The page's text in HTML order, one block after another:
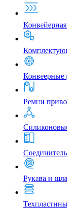
Конвеерные
Ремни
Рукава и
Техпластины